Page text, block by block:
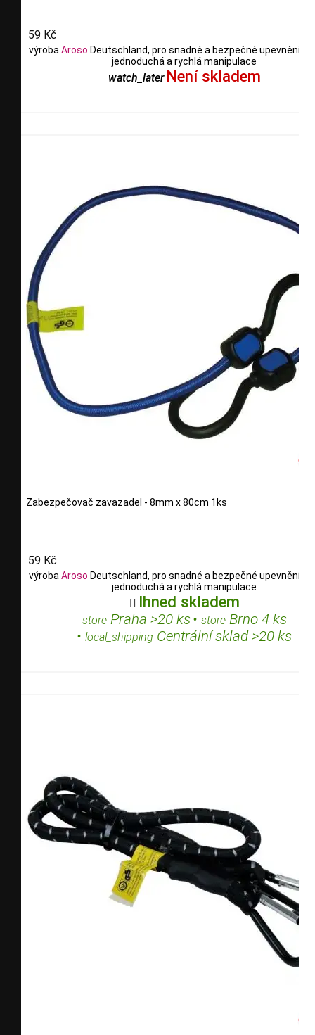
59 Kč
výrobaAroso Deutschland, pro snadné a bezpečné upevnění
jednoduchá a rychlá manipulace
watch_later Není skladem
Zabezpečovač zavazadel - 8mm x 80cm 1ks
59 Kč
výroba Aroso Deutschland, pro snadné a bezpečné upevnění
jednoduchá a rychlá manipulace
 Ihned skladem
storePraha >20 ks• storeBrno 4 ks
• local_shipping Centrální sklad >20 ks